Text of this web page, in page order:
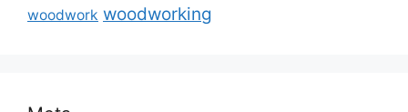
woodwork woodworking